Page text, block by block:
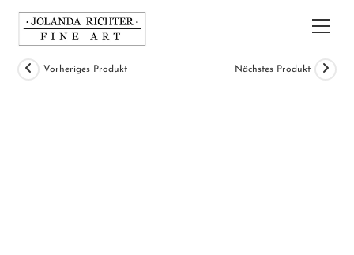
Inhalt
springen
Vorheriges Produkt Nächstes Produkt